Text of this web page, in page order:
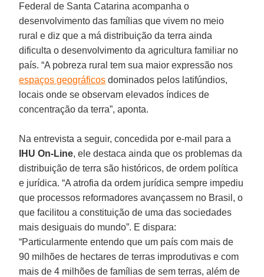
Federal de Santa Catarina acompanha o
desenvolvimento das famílias que vivem no meio
rural e diz que a má distribuição da terra ainda
dificulta o desenvolvimento da agricultura familiar no
país. “A pobreza rural tem sua maior expressão nos
espaços geográficos dominados pelos latifúndios,
locais onde se observam elevados índices de
concentração da terra”, aponta.
Na entrevista a seguir, concedida por e-mail para a
IHU On-Line, ele destaca ainda que os problemas da
distribuição de terra são históricos, de ordem política
e jurídica. “A atrofia da ordem jurídica sempre impediu
que processos reformadores avançassem no Brasil, o
que facilitou a constituição de uma das sociedades
mais desiguais do mundo”. E dispara:
“Particularmente entendo que um país com mais de
90 milhões de hectares de terras improdutivas e com
mais de 4 milhões de famílias de sem terras, além de